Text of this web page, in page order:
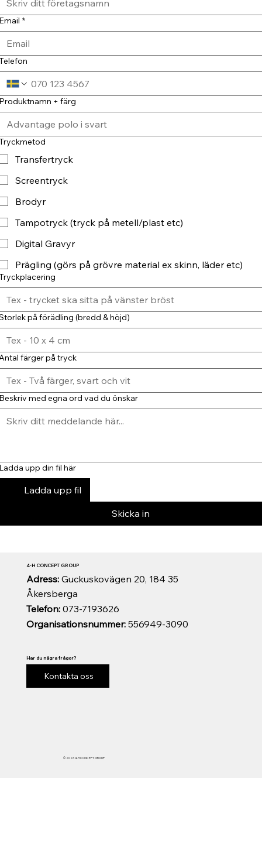
*
+ färg
Transfertryck
Screentryck
Brodyr
Tampotryck (tryck på metell/plast etc)
Digital Gravyr
Prägling (görs på grövre material ex skinn, läder etc)
på förädling (bredd & höjd)
färger på tryck
med egna ord vad du önskar
upp din fil här
Ladda upp fil
Skicka in
© 2026 4-H CONCEPT GROUP
Organisationsnummer:556949-3090
Telefon:073-7193626
Adress: Guckuskovägen 20, 184 35
Åkersberga
4-H CONCEPT GROUP
Har du några frågor?
Kontakta oss